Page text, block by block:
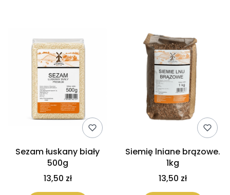
Sezam łuskany biały
500g
13,50 zł
Siemię lniane brązowe.
1kg
13,50 zł